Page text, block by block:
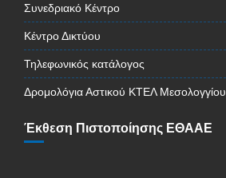
Συνεδριακό Κέντρο
Κέντρο Δικτύου
Τηλεφωνικός κατάλογος
Δρομολόγια Αστικού ΚΤΕΛ Μεσολογγίου
Έκθεση Πιστοποίησης ΕΘΑΑΕ